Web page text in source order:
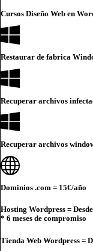
Cursos Diseño Web en
Restaurar de fabrica
Recuperar archivos
Recuperar archivos
Dominios .com = 15€/año
Hosting Wordpress = Desde
* 6 meses de compromiso
Tienda Web Wordpress =